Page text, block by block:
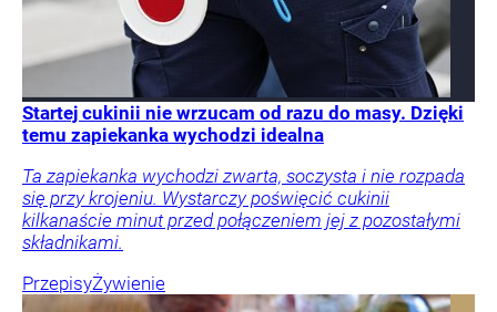
Startej cukinii nie wrzucam od razu do masy. Dzięki
temu zapiekanka wychodzi idealna
Ta zapiekanka wychodzi zwarta, soczysta i nie rozpada
się przy krojeniu. Wystarczy poświęcić cukinii
kilkanaście minut przed połączeniem jej z pozostałymi
składnikami.
PrzepisyŻywienie